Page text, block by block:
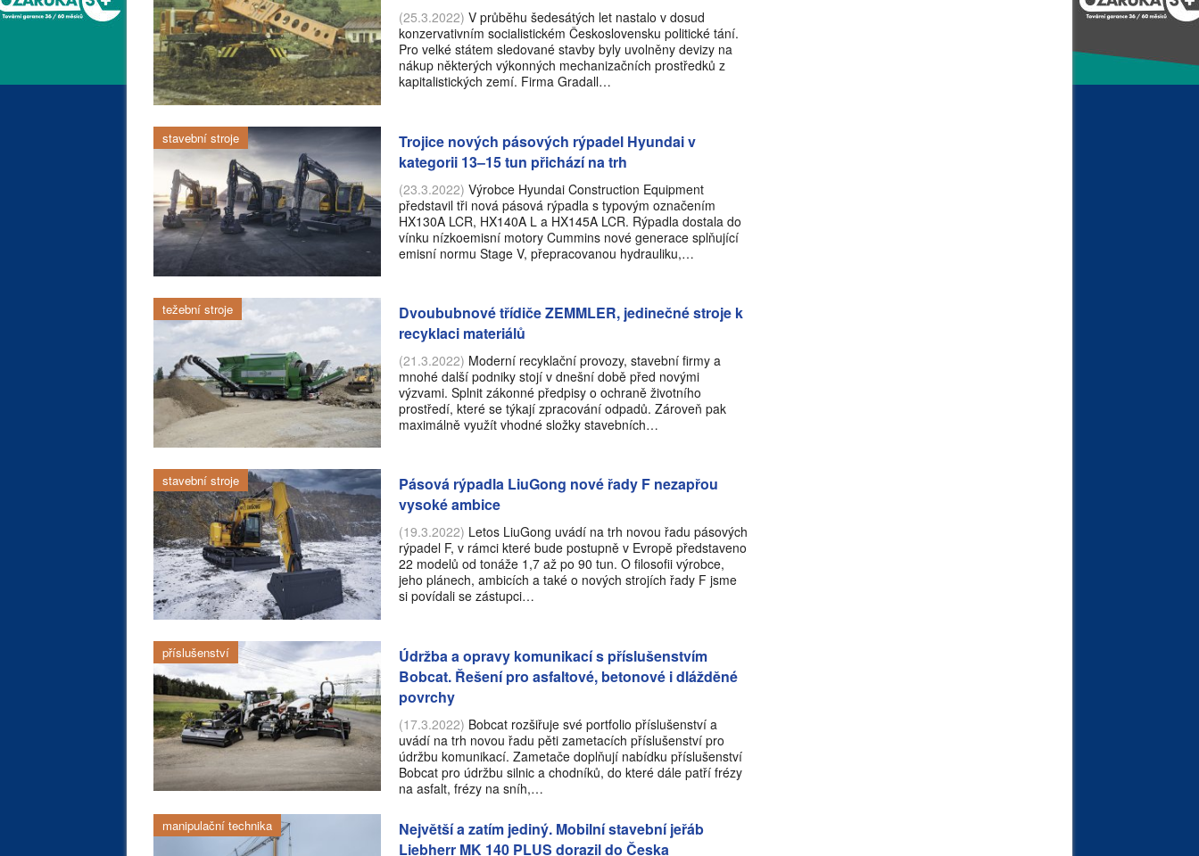
(25.3.2022) V průběhu šedesátých let nastalo v dosud
konzervativním socialistickém Československu politické tání.
Pro velké státem sledované stavby byly uvolněny devizy na
nákup některých výkonných mechanizačních prostředků z
kapitalistických zemí. Firma Gradall…
stavební stroje
Trojice nových pásových rýpadel Hyundai v
kategorii 13–15 tun přichází na trh
(23.3.2022) Výrobce Hyundai Construction Equipment
představil tři nová pásová rýpadla s typovým označením
HX130A LCR, HX140A L a HX145A LCR. Rýpadla dostala do
vínku nízkoemisní motory Cummins nové generace splňující
emisní normu Stage V, přepracovanou hydrauliku,…
težební stroje
Dvoububnové třídiče ZEMMLER, jedinečné stroje k
recyklaci materiálů
(21.3.2022) Moderní recyklační provozy, stavební firmy a
mnohé další podniky stojí v dnešní době před novými
výzvami. Splnit zákonné předpisy o ochraně životního
prostředí, které se týkají zpracování odpadů. Zároveň pak
maximálně využít vhodné složky stavebních…
stavební stroje
Pásová rýpadla LiuGong nové řady F nezapřou
vysoké ambice
(19.3.2022) Letos LiuGong uvádí na trh novou řadu pásových
rýpadel F, v rámci které bude postupně v Evropě představeno
22 modelů od tonáže 1,7 až po 90 tun. O filosofii výrobce,
jeho plánech, ambicích a také o nových strojích řady F jsme
si povídali se zástupci…
příslušenství
Údržba a opravy komunikací s příslušenstvím
Bobcat. Řešení pro asfaltové, betonové i dlážděné
povrchy
(17.3.2022) Bobcat rozšiřuje své portfolio příslušenství a
uvádí na trh novou řadu pěti zametacích příslušenství pro
údržbu komunikací. Zametače doplňují nabídku příslušenství
Bobcat pro údržbu silnic a chodníků, do které dále patří frézy
na asfalt, frézy na sníh,…
manipulační technika
Největší a zatím jediný. Mobilní stavební jeřáb
Liebherr MK 140 PLUS dorazil do Česka